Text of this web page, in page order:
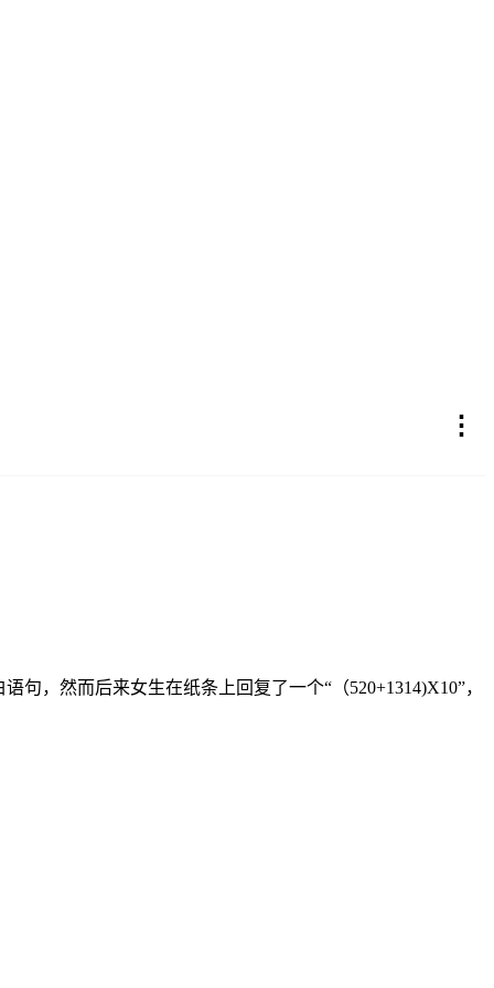
⋮
句，然而后来女生在纸条上回复了一个“（520+1314)X10”，